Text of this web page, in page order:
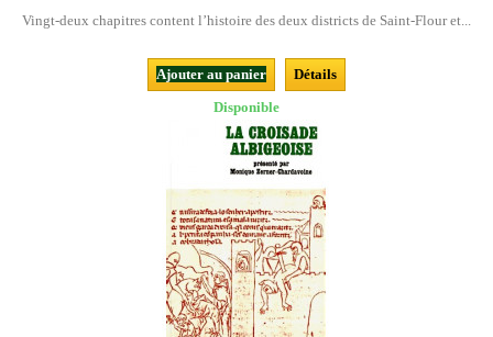
Vingt-deux chapitres content l’histoire des deux districts de Saint-Flour et...
Ajouter au panier
Détails
Disponible